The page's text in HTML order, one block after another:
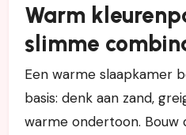
Warm
slimme
Een warme slaapkamer
basis: denk aan zand,
warme ondertoon. Bouw